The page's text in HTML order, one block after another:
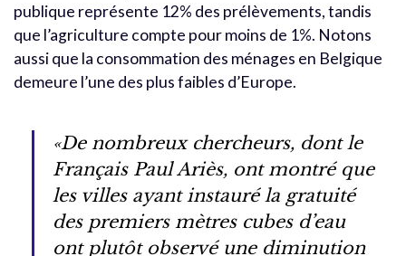
publique représente 12% des prélèvements, tandis
que l’agriculture compte pour moins de 1%. Notons
aussi que la consommation des ménages en Belgique
demeure l’une des plus faibles d’Europe.
«De nombreux chercheurs, dont le
Français Paul Ariès, ont montré que
les villes ayant instauré la gratuité
des premiers mètres cubes d’eau
ont plutôt observé une diminution